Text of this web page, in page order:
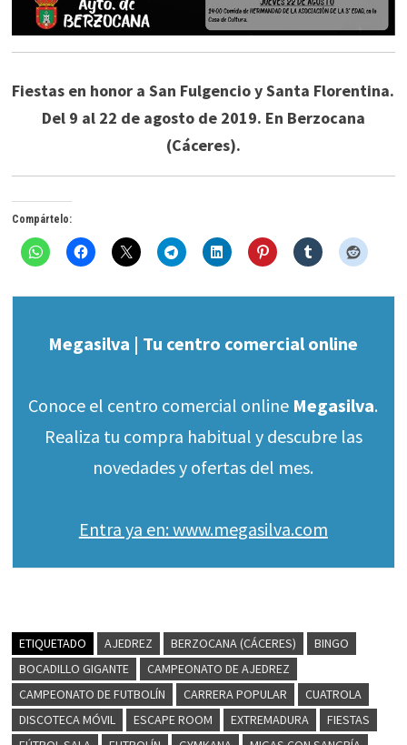
Fiestas en honor a San Fulgencio y Santa Florentina.
Del 9 al 22 de agosto de 2019. En Berzocana
(Cáceres).
Compártelo:
Megasilva | Tu centro comercial online
Conoce el centro comercial online Megasilva.
Realiza tu compra habitual y descubre las
novedades y ofertas del mes.
Entra ya en: www.megasilva.com
ETIQUETADO AJEDREZ BERZOCANA (CÁCERES)
BINGO
BOCADILLO GIGANTE
CAMPEONATO DE AJEDREZ
CAMPEONATO DE FUTBOLÍN
CARRERA POPULAR
CUATROLA
DISCOTECA MÓVIL
ESCAPE ROOM EXTREMADURA
FIESTAS